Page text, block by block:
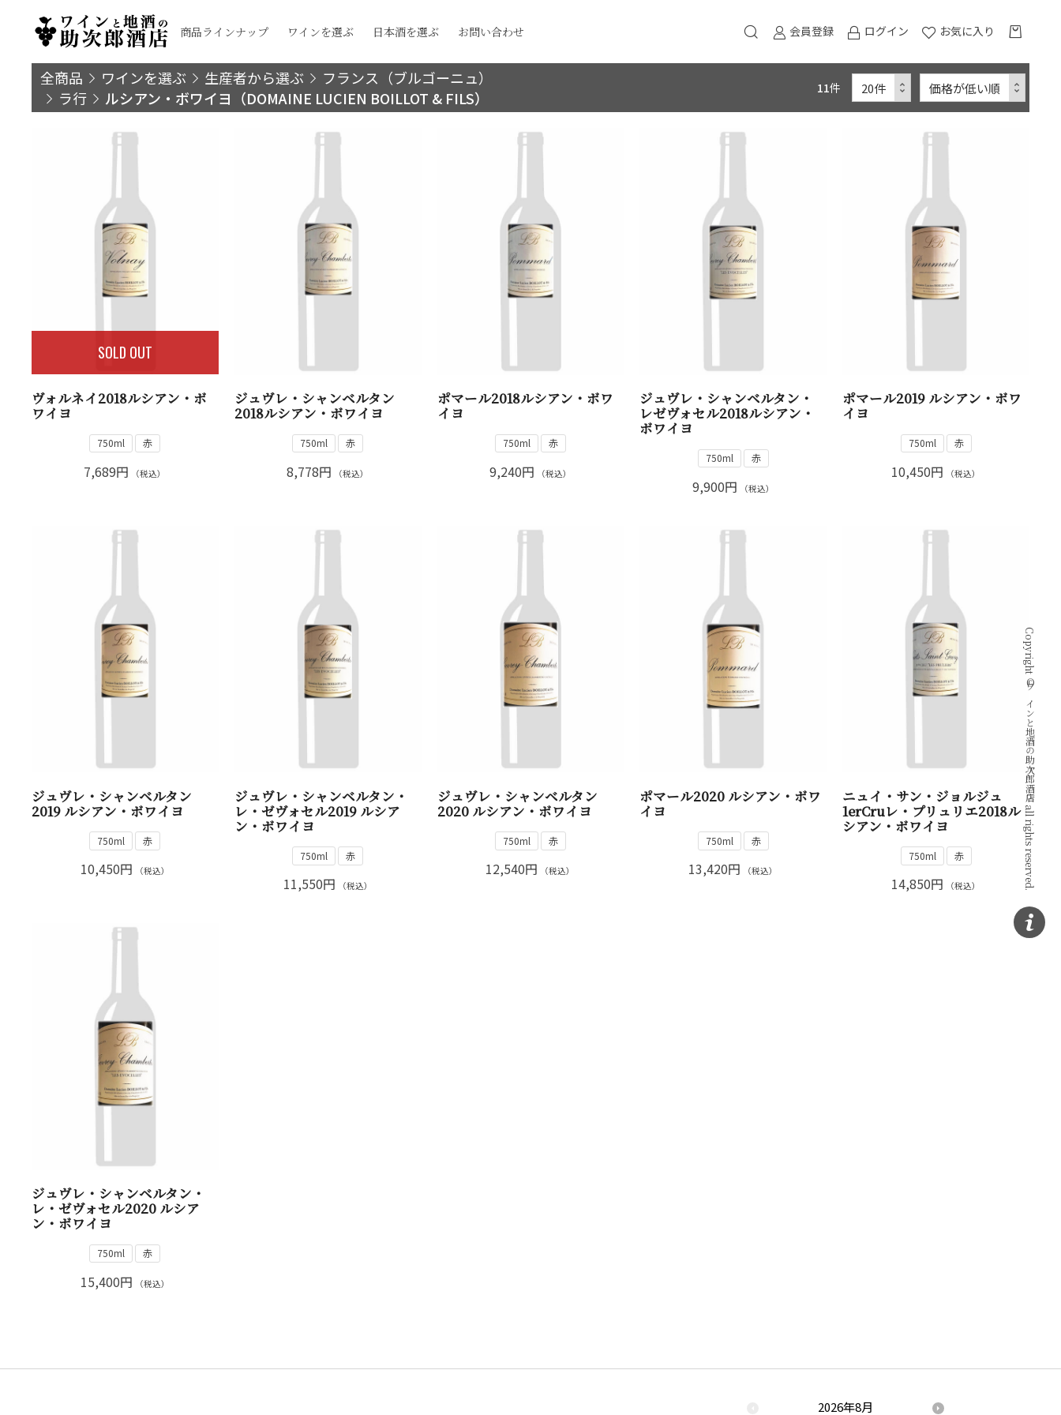
商品ラインナップ ワインを選ぶ 日本酒を選ぶ お問い合わせ 会員登録 ログイン お気に入り
全商品 ワインを選ぶ 生産者から選ぶ
フランス（ブルゴーニュ）
ラ行
ルシアン・ボワイヨ（DOMAINE LUCIEN BOILLOT & FILS）
11件
SOLD OUT
ヴォルネイ2018ルシアン・ボ
ワイヨ
750ml 赤
7,689円 （税込）
ジュヴレ・シャンベルタン
2018ルシアン・ボワイヨ
750ml 赤
8,778円 （税込）
ポマール2018ルシアン・ボワ
イヨ
750ml 赤
9,240円 （税込）
ジュヴレ・シャンベルタン・
レゼヴォセル2018ルシアン・
ボワイヨ
750ml 赤
9,900円 （税込）
ポマール2019 ルシアン・ボワ
イヨ
750ml 赤
10,450円 （税込）
ジュヴレ・シャンベルタン
2019 ルシアン・ボワイヨ
750ml 赤
10,450円 （税込）
ジュヴレ・シャンベルタン・
レ・ゼヴォセル2019 ルシア
ン・ボワイヨ
750ml 赤
11,550円 （税込）
ジュヴレ・シャンベルタン
2020 ルシアン・ボワイヨ
750ml 赤
12,540円 （税込）
ポマール2020 ルシアン・ボワ
イヨ
750ml 赤
13,420円 （税込）
ニュイ・サン・ジョルジュ
1erCruレ・プリュリエ2018ル
シアン・ボワイヨ
750ml 赤
14,850円 （税込）
ジュヴレ・シャンベルタン・
レ・ゼヴォセル2020 ルシア
ン・ボワイヨ
750ml 赤
15,400円 （税込）
2026年8月
Copyright © ワインと地酒の助次郎酒店 all rights reserved.